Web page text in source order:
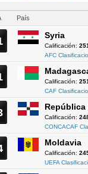
País
Syria
Calificación:
AFC
Calificación:
CAF
República
Calificación:
CONCACAF
Moldavia
Calificación:
UEFA